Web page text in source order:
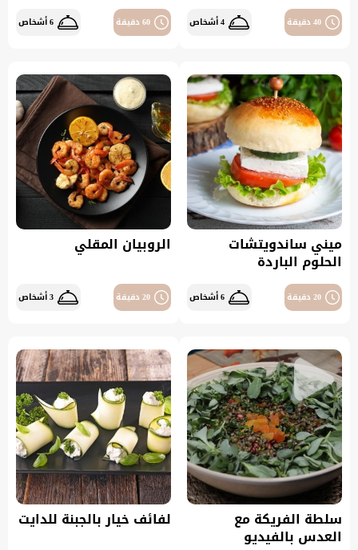
40 دقيقة 4 أشخاص 60 دقيقة 6 أشخاص
ميني ساندويتشات
الحلوم الباردة
20 دقيقة 6 أشخاص
الروبيان المقلي
20 دقيقة 3 أشخاص
سلطة الفريكة مع
العدس بالفيديو
لفائف خيار بالجبنة للدايت